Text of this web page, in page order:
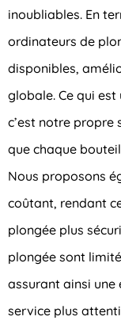
inoubliables. En
ordinateurs de
disponibles,
globale. Ce qui
c’est notre
que chaque
Nous proposons
coûtant, rendant
plongée plus
plongée sont
assurant ainsi une
service plus